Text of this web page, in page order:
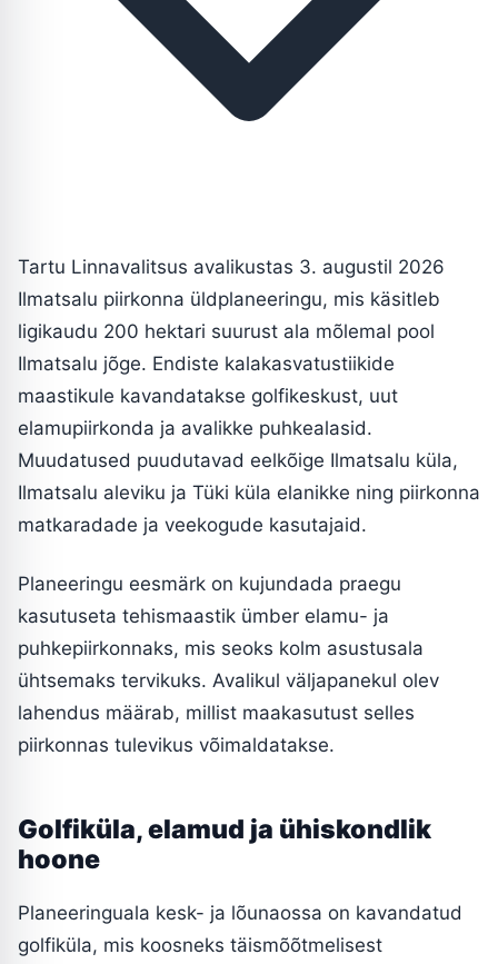
Tartu Linnavalitsus avalikustas 3. augustil 2026
Ilmatsalu piirkonna üldplaneeringu, mis käsitleb
ligikaudu 200 hektari suurust ala mõlemal pool
Ilmatsalu jõge. Endiste kalakasvatustiikide
maastikule kavandatakse golfikeskust, uut
elamupiirkonda ja avalikke puhkealasid.
Muudatused puudutavad eelkõige Ilmatsalu küla,
Ilmatsalu aleviku ja Tüki küla elanikke ning piirkonna
matkaradade ja veekogude kasutajaid.
Planeeringu eesmärk on kujundada praegu
kasutuseta tehismaastik ümber elamu- ja
puhkepiirkonnaks, mis seoks kolm asustusala
ühtsemaks tervikuks. Avalikul väljapanekul olev
lahendus määrab, millist maakasutust selles
piirkonnas tulevikus võimaldatakse.
Golfiküla, elamud ja ühiskondlik
hoone
Planeeringuala kesk- ja lõunaossa on kavandatud
golfiküla, mis koosneks täismõõtmelisest